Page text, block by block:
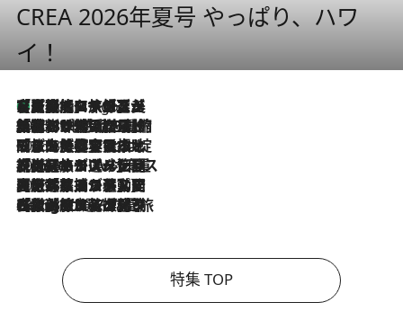
CREA 2026年夏号 やっぱり、ハワ
イ！
6 Hours Ago
【厳選旅コスメ】「多機能アイテムがメイン！」旅好き美容エディターが選んだ夏旅ベストコスメを発表【Mサイズジップ】
2026.8.6
「荷物が増えるほど旅ストレスは増す」美容ジャーナリストがたどり着いた最終結論。“化粧品を劇的に減らす”感動の凝縮美容とは
2026.8.6
「旅先には金髪ウィッグを持参」日本と同じメイクでは損してる!? 美容ジャーナリストが提案する“掟破りの旅美容”とは
2026.8.6
【厳選旅コスメ】「身軽さ＆UV対策重視！」ヘアアーティストshucoが選んだ夏旅ベストコスメを発表【Mサイズジップ】
2026.8.5
【厳選旅コスメ】国内をあちこち移動する河井菜摘が選んだ夏旅ベストコスメ発表！「リラックスアイテムはマスト」【Mサイズジップ】
2026.8.4
【厳選旅コスメ】「紫外線＆乾燥対策しながらメイク感も！」ヘア＆メイクGeorgeが選んだ夏旅ベストコスメを発表！【Mサイズジップ】
特集 TOP